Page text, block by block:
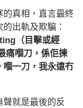
真相，直言最終
出軌及欺騙：
（目擊或經
痛嗰刀，係佢揀
嗰一刀，我永遠冇
就是最後的反